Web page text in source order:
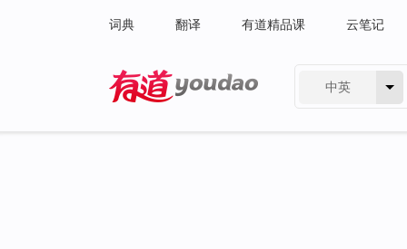
词典 翻译 有道精品课 云笔记
中英